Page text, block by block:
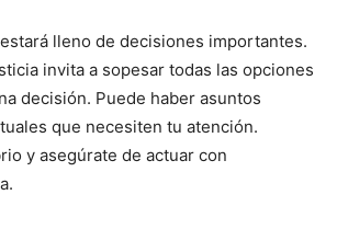
lleno de decisiones importantes.
invita a sopesar todas las opciones
decisión. Puede haber asuntos
que necesiten tu atención.
y asegúrate de actuar con